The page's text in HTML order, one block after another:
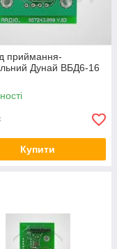
приймання-
Дунай ВБД6-16
Купити